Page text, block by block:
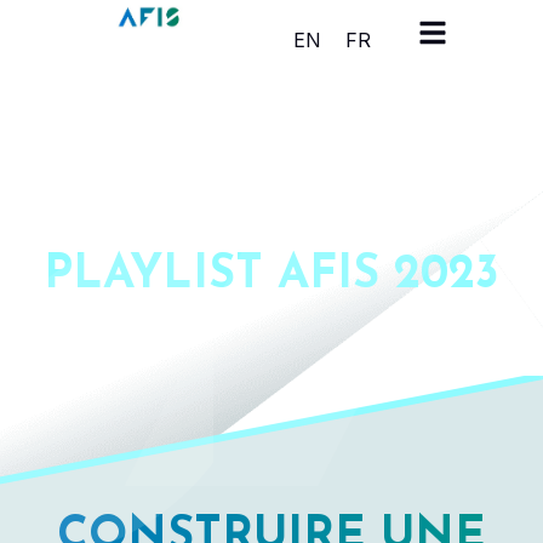
Panneau de gestion des cookies
EN
FR
PLAYLIST AFIS 2023